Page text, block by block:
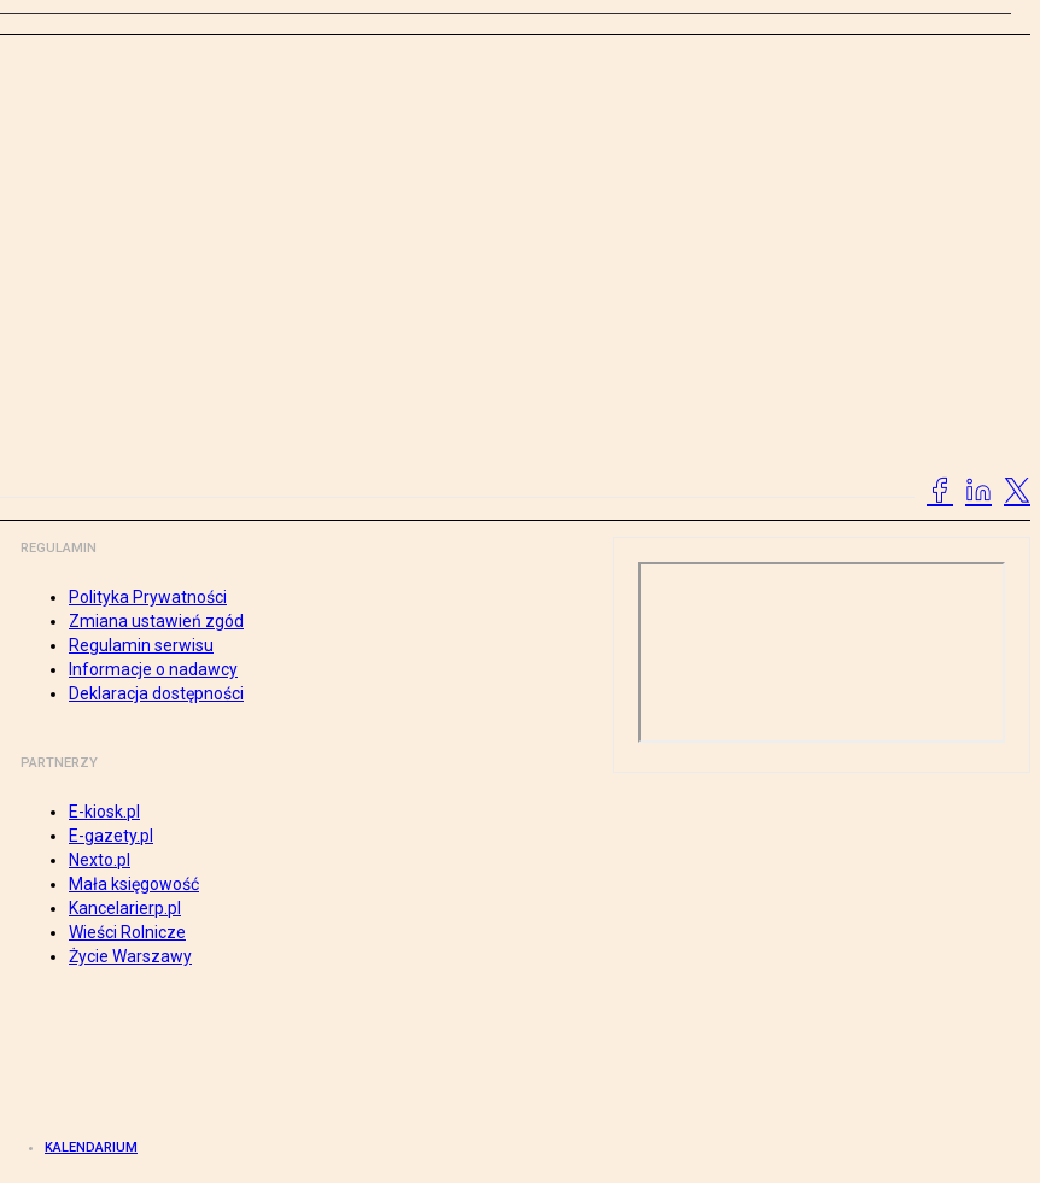
REGULAMIN
Polityka Prywatności
Zmiana ustawień zgód
Regulamin serwisu
Informacje o nadawcy
Deklaracja dostępności
PARTNERZY
E-kiosk.pl
E-gazety.pl
Nexto.pl
Mała księgowość
Kancelarierp.pl
Wieści Rolnicze
Życie Warszawy
KALENDARIUM